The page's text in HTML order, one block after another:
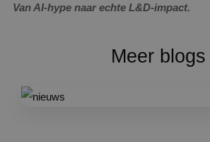
Van AI-hype naar echte L&D-impact.
Meer blogs